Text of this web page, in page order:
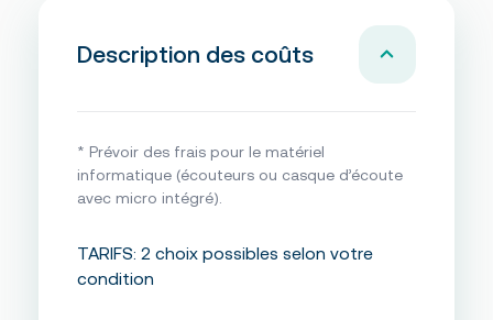
Description des coûts
* Prévoir des frais pour le matériel
informatique (écouteurs ou casque d’écoute
avec micro intégré).
TARIFS: 2 choix possibles selon votre
condition